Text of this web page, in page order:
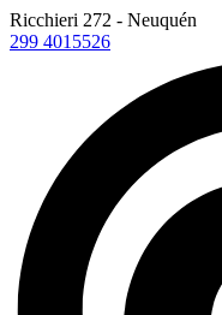
Ricchieri 272 - Neuquén
299 4015526